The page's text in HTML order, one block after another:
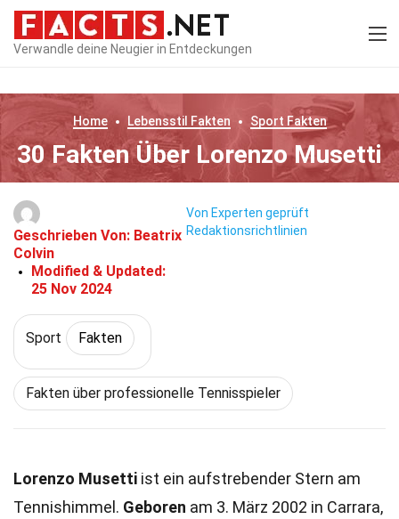
Verwandle deine Neugier in Entdeckungen
Home Lebensstil Fakten Sport Fakten
30 Fakten Über Lorenzo Musetti
Geschrieben Von: Beatrix
Colvin
Modified & Updated:
25 Nov 2024
Von Experten geprüft
Redaktionsrichtlinien
Sport Fakten
Fakten über professionelle Tennisspieler
Lorenzo Musetti ist ein aufstrebender Stern am
Tennishimmel. Geboren am 3. März 2002 in Carrara,